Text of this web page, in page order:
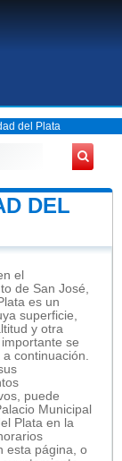
del Plata
DEL
el
de San José,
es un
superficie,
y otra
se
continuación.
puede
Municipal
Plata en la
esta página, o